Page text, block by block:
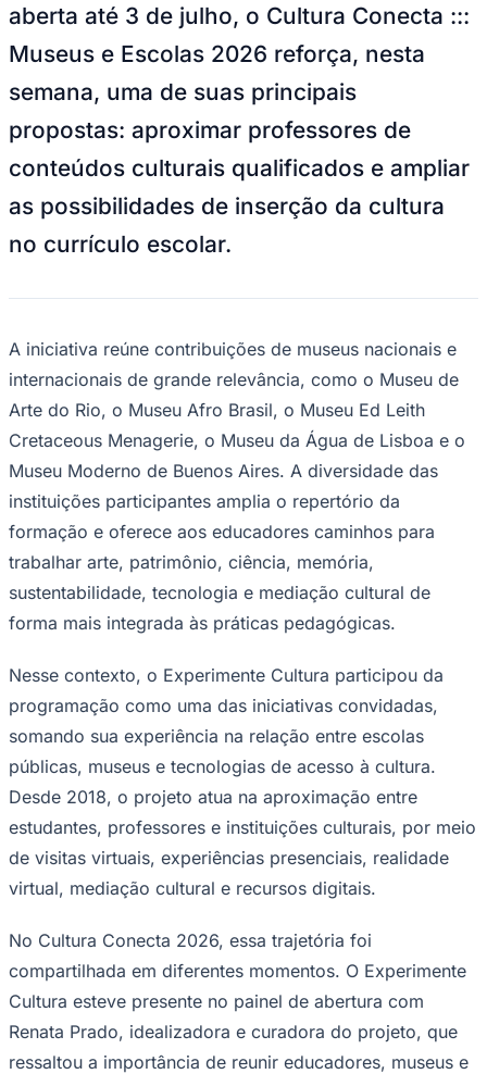
Anuncie no Portal
Novo
Anunciar VagasNovo
NFL
UFC
MLB
Atletismo
Brasileirão Série A
Brasileirão Série B
Copa do Brasil
Libertadores
Sul-Americana
Copa América
Champions League
Premier League
La Liga
Bundesliga
Mundial 2026
aberta até 3 de julho, o Cultura Conecta :::
Museus e Escolas 2026 reforça, nesta
semana, uma de suas principais
propostas: aproximar professores de
conteúdos culturais qualificados e ampliar
as possibilidades de inserção da cultura
no currículo escolar.
A iniciativa reúne contribuições de museus nacionais e
internacionais de grande relevância, como o Museu de
Arte do Rio, o Museu Afro Brasil, o Museu Ed Leith
Cretaceous Menagerie, o Museu da Água de Lisboa e o
Museu Moderno de Buenos Aires. A diversidade das
instituições participantes amplia o repertório da
formação e oferece aos educadores caminhos para
trabalhar arte, patrimônio, ciência, memória,
sustentabilidade, tecnologia e mediação cultural de
forma mais integrada às práticas pedagógicas.
Nesse contexto, o Experimente Cultura participou da
programação como uma das iniciativas convidadas,
somando sua experiência na relação entre escolas
públicas, museus e tecnologias de acesso à cultura.
Desde 2018, o projeto atua na aproximação entre
estudantes, professores e instituições culturais, por meio
de visitas virtuais, experiências presenciais, realidade
virtual, mediação cultural e recursos digitais.
No Cultura Conecta 2026, essa trajetória foi
compartilhada em diferentes momentos. O Experimente
Cultura esteve presente no painel de abertura com
Renata Prado, idealizadora e curadora do projeto, que
ressaltou a importância de reunir educadores, museus e